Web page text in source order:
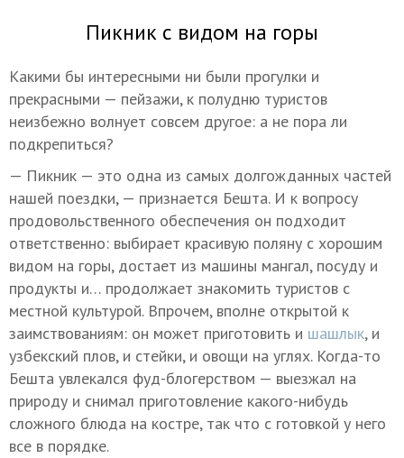
Пикник с видом на горы
Какими бы интересными ни были прогулки и
прекрасными — пейзажи, к полудню туристов
неизбежно волнует совсем другое: а не пора ли
подкрепиться?
— Пикник — это одна из самых долгожданных частей
нашей поездки, — признается Бешта. И к вопросу
продовольственного обеспечения он подходит
ответственно: выбирает красивую поляну с хорошим
видом на горы, достает из машины мангал, посуду и
продукты и… продолжает знакомить туристов с
местной культурой. Впрочем, вполне открытой к
заимствованиям: он может приготовить и шашлык, и
узбекский плов, и стейки, и овощи на углях. Когда-то
Бешта увлекался фуд-блогерством — выезжал на
природу и снимал приготовление какого-нибудь
сложного блюда на костре, так что с готовкой у него
все в порядке.